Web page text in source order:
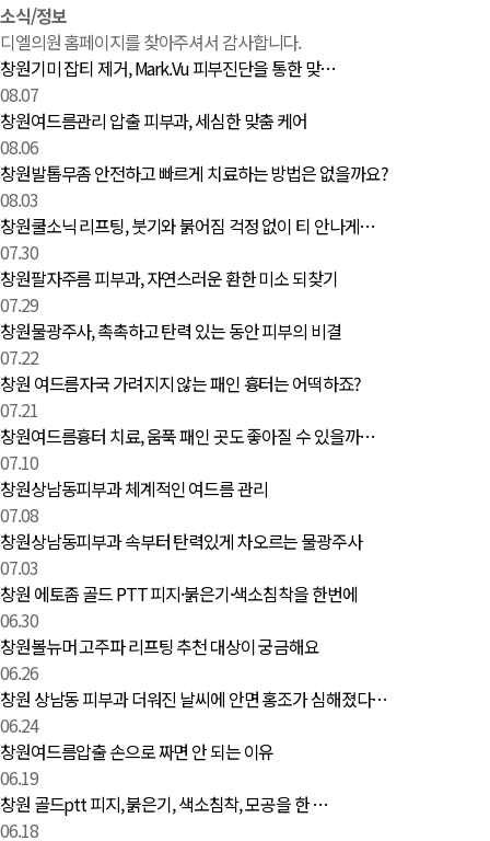
소식/정보 | 창원 피부과 디엘의원
소식/정보
디엘의원 홈페이지를 찾아주셔서 감사합니다.
창원기미 잡티 제거, Mark.Vu 피부진단을 통한 맞…
08.07
창원여드름관리 압출 피부과, 세심한 맞춤 케어
08.06
창원발톱무좀 안전하고 빠르게 치료하는 방법은 없을까요?
08.03
창원쿨소닉 리프팅, 붓기와 붉어짐 걱정 없이 티 안나게…
07.30
창원팔자주름 피부과, 자연스러운 환한 미소 되찾기
07.29
창원물광주사, 촉촉하고 탄력 있는 동안 피부의 비결
07.22
창원 여드름자국 가려지지 않는 패인 흉터는 어떡하죠?
07.21
창원여드름흉터 치료, 움푹 패인 곳도 좋아질 수 있을까…
07.10
창원상남동피부과 체계적인 여드름 관리
07.08
창원상남동피부과 속부터 탄력있게 차오르는 물광주사
07.03
창원 에토좀 골드 PTT 피지·붉은기·색소침착을 한번에
06.30
창원볼뉴머 고주파 리프팅 추천 대상이 궁금해요
06.26
창원 상남동 피부과 더워진 날씨에 안면 홍조가 심해졌다…
06.24
창원여드름압출 손으로 짜면 안 되는 이유
06.19
창원 골드ptt 피지, 붉은기, 색소침착, 모공을 한 …
06.18